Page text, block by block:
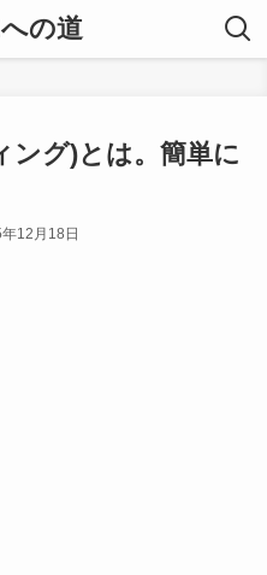
の道
ング)とは。簡単に
12月18日